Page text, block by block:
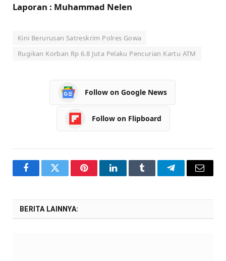
Laporan : Muhammad Nelen
Kini Berurusan Satreskrim Polres Gowa
Rugikan Korban Rp 6.8 Juta Pelaku Pencurian Kartu ATM
Follow on Google News
Follow on Flipboard
FacebookTwitter PinterestLinkedInTumblr TelegramEmail
BERITA LAINNYA: